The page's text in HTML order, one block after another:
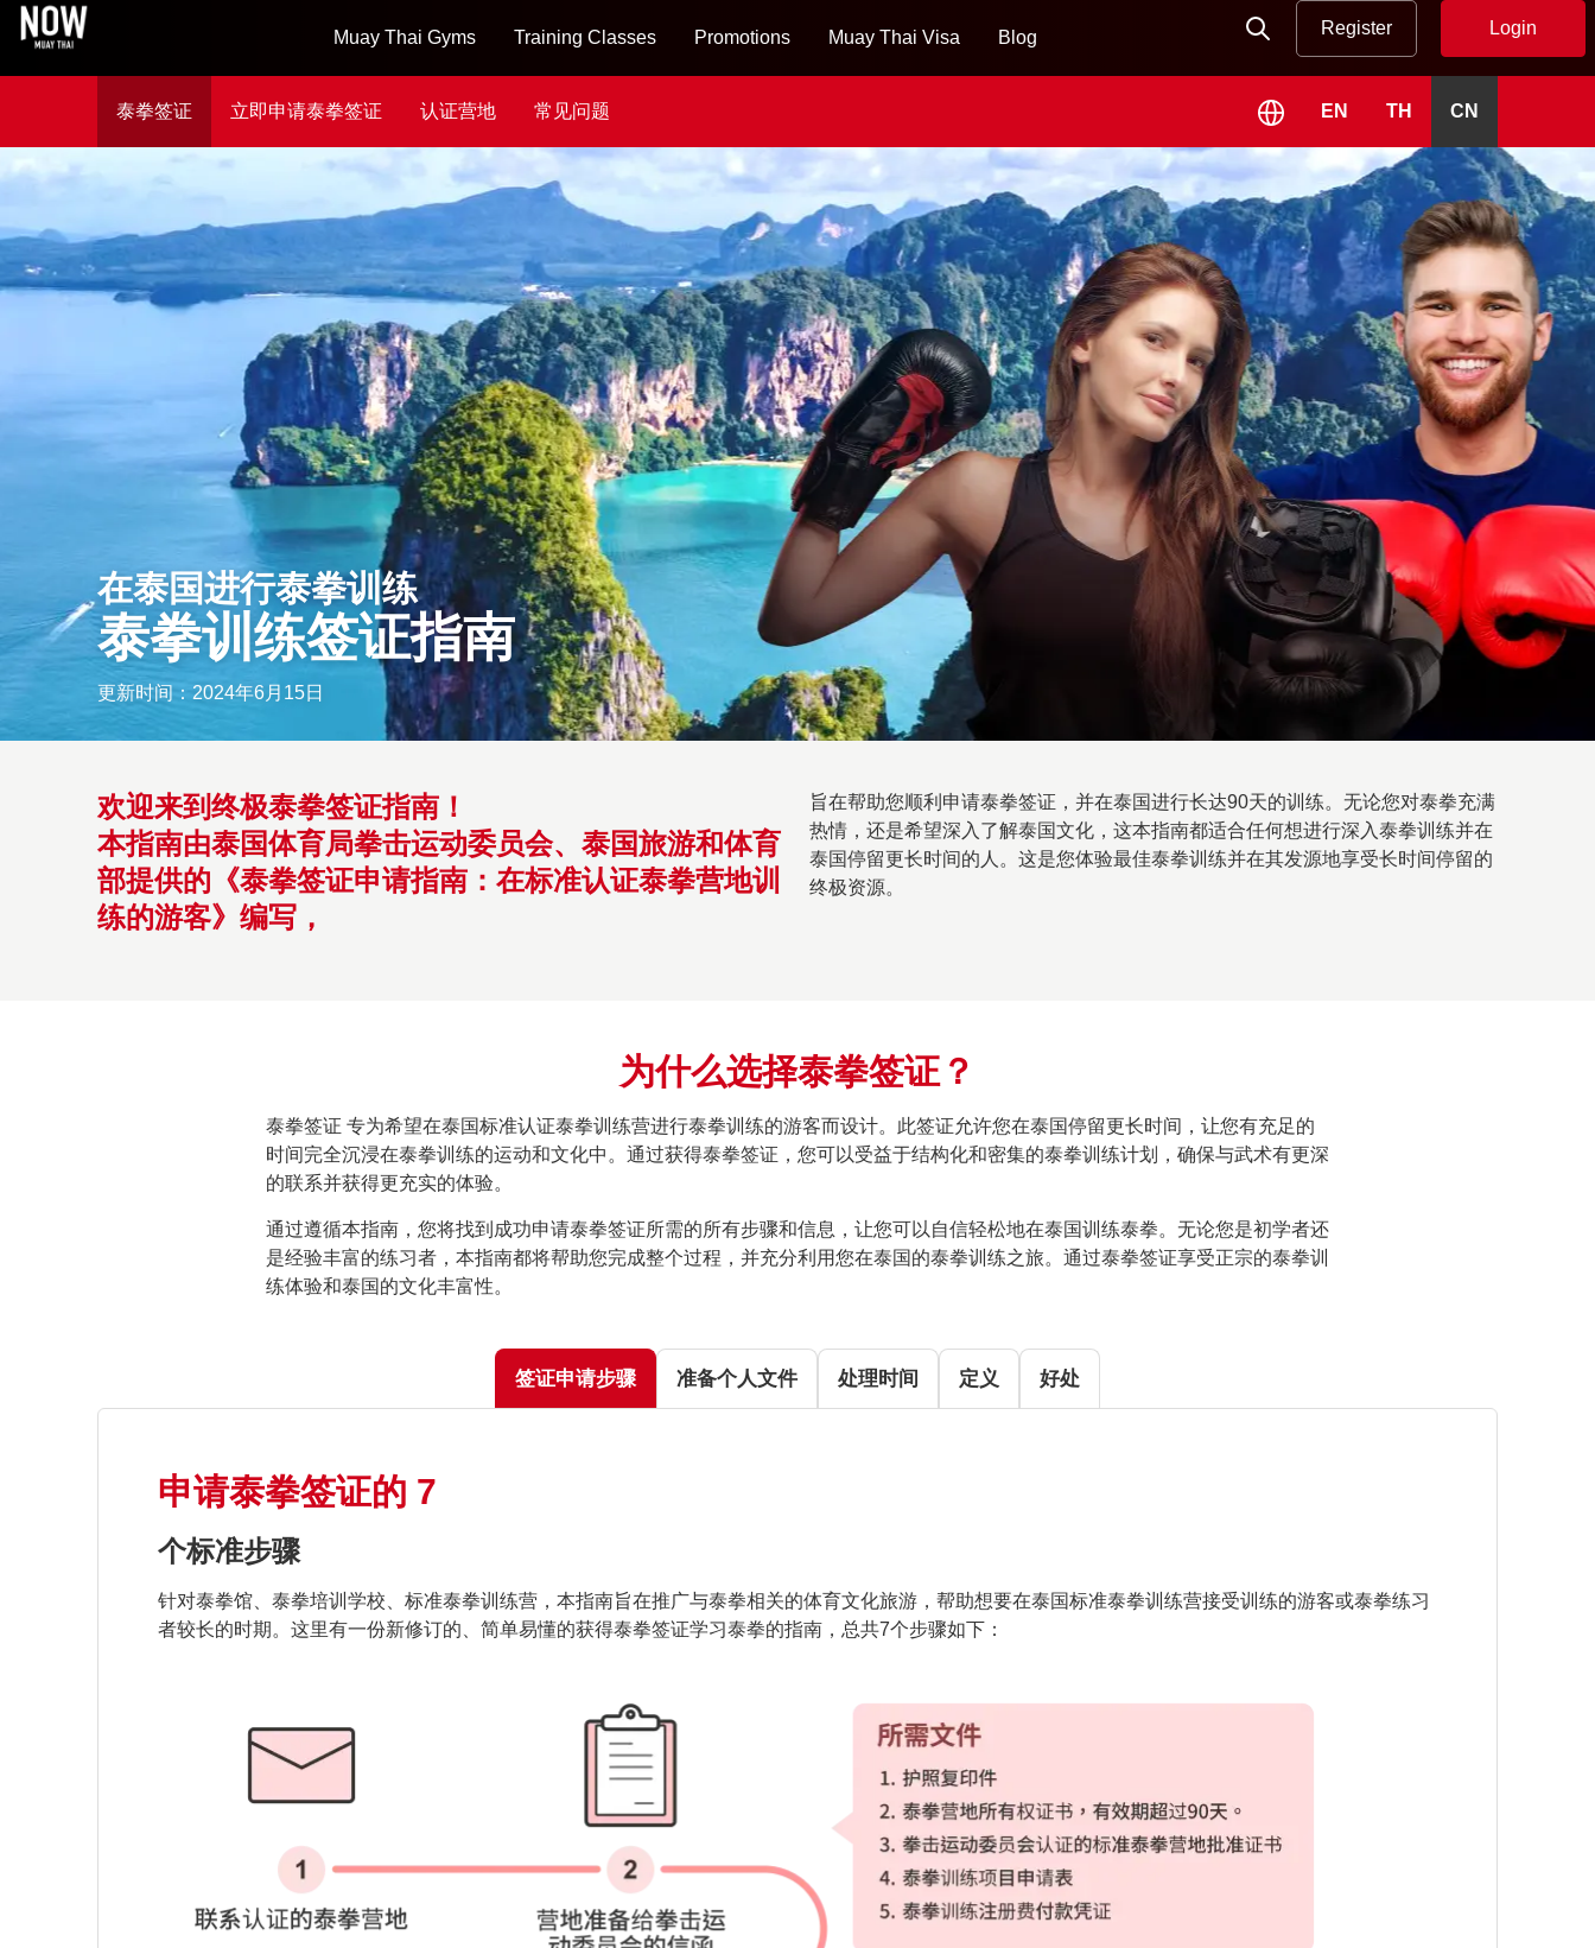
Muay Thai Gyms Training Classes Promotions Muay Thai Visa Blog Register Login
泰拳签证 立即申请泰拳签证 认证营地 常见问题 EN TH CN
在泰国进行泰拳训练
泰拳训练签证指南
更新时间：2024年6月15日
欢迎来到终极泰拳签证指南！
本指南由泰国体育局拳击运动委员会、泰国旅游和体育
部提供的《泰拳签证申请指南：在标准认证泰拳营地训
练的游客》编写，
旨在帮助您顺利申请泰拳签证，并在泰国进行长达90天的训练。无论您对泰拳充满
热情，还是希望深入了解泰国文化，这本指南都适合任何想进行深入泰拳训练并在
泰国停留更长时间的人。这是您体验最佳泰拳训练并在其发源地享受长时间停留的
终极资源。
为什么选择泰拳签证？
泰拳签证 专为希望在泰国标准认证泰拳训练营进行泰拳训练的游客而设计。此签证允许您在泰国停留更长时间，让您有充足的
时间完全沉浸在泰拳训练的运动和文化中。通过获得泰拳签证，您可以受益于结构化和密集的泰拳训练计划，确保与武术有更深
的联系并获得更充实的体验。
通过遵循本指南，您将找到成功申请泰拳签证所需的所有步骤和信息，让您可以自信轻松地在泰国训练泰拳。无论您是初学者还
是经验丰富的练习者，本指南都将帮助您完成整个过程，并充分利用您在泰国的泰拳训练之旅。通过泰拳签证享受正宗的泰拳训
练体验和泰国的文化丰富性。
签证申请步骤 准备个人文件 处理时间 定义 好处
申请泰拳签证的 7
个标准步骤
针对泰拳馆、泰拳培训学校、标准泰拳训练营，本指南旨在推广与泰拳相关的体育文化旅游，帮助想要在泰国标准泰拳训练营接受训练的游客或泰拳练习
者较长的时期。这里有一份新修订的、简单易懂的获得泰拳签证学习泰拳的指南，总共7个步骤如下：